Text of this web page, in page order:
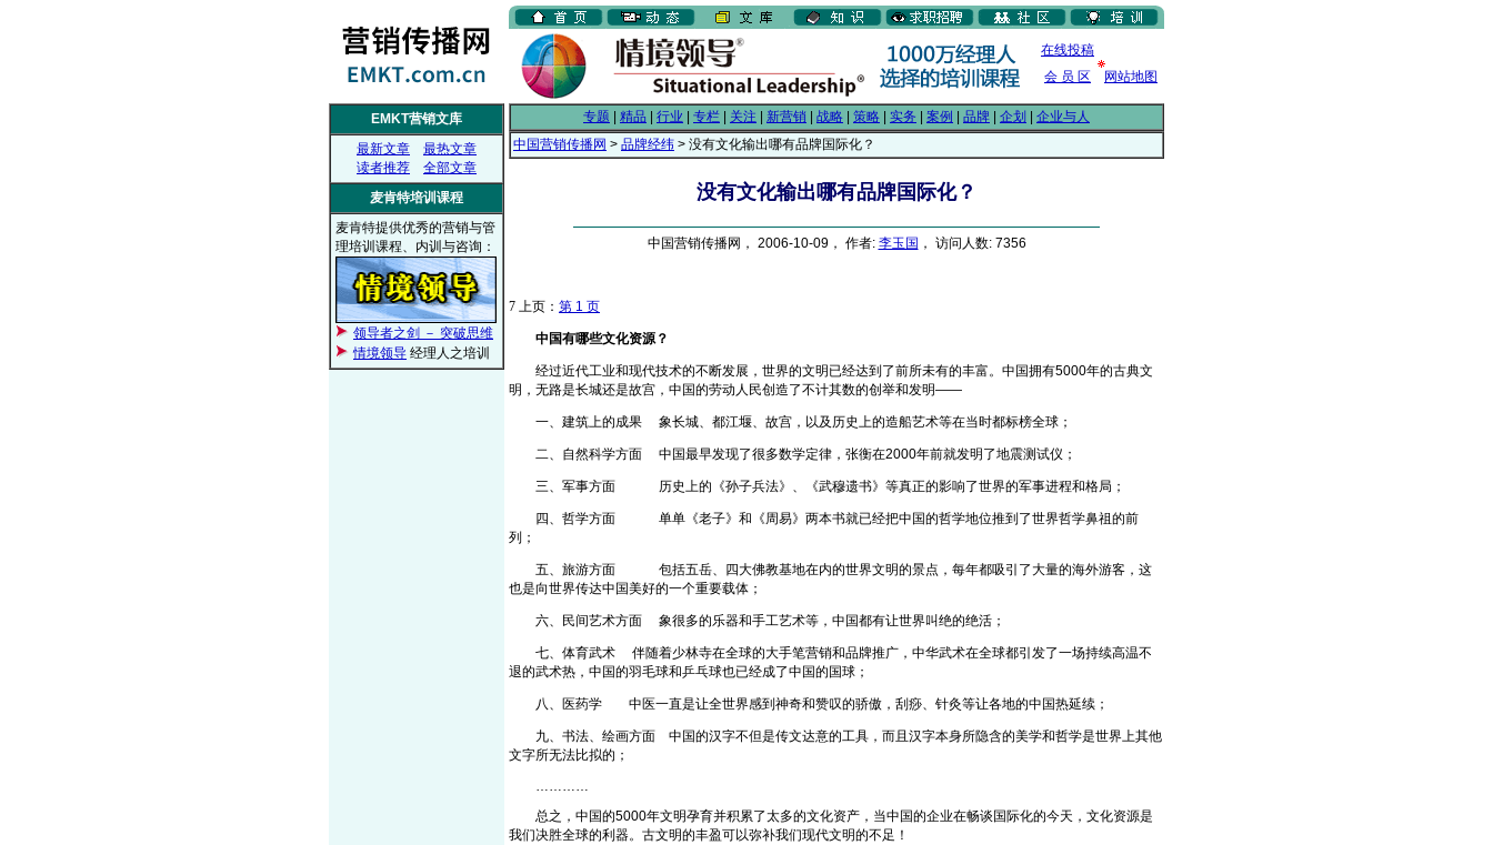
在线投稿
会 员 区
网站地图
EMKT营销文库
最新文章
最热文章
读者推荐
全部文章
麦肯特培训课程
麦肯特提供优秀的营销与管
理培训课程、内训与咨询：
领导者之剑 － 突破思维
情境领导 经理人之培训
专题 精品 行业 专栏 关注 新营销 战略 策略 实务 案例 品牌 企划
企业与人
中国营销传播网 > 品牌经纬 > 没有文化输出哪有品牌国际化？
没有文化输出哪有品牌国际化？
中国营销传播网， 2006-10-09， 作者: 李玉国 ， 访问人数: 7356
7 上页： 第 1 页
中国有哪些文化资源？
经过近代工业和现代技术的不断发展，世界的文明已经达到了前所未有的丰富。中国拥有5000年的古典文
明，无路是长城还是故宫，中国的劳动人民创造了不计其数的创举和发明——
一、建筑上的成果 象长城、都江堰、故宫，以及历史上的造船艺术等在当时都标榜全球；
二、自然科学方面 中国最早发现了很多数学定律，张衡在2000年前就发明了地震测试仪；
三、军事方面 历史上的《孙子兵法》、《武穆遗书》等真正的影响了世界的军事进程和格局；
四、哲学方面 单单《老子》和《周易》两本书就已经把中国的哲学地位推到了世界哲学鼻祖的前
列；
五、旅游方面 包括五岳、四大佛教基地在内的世界文明的景点，每年都吸引了大量的海外游客，这
也是向世界传达中国美好的一个重要载体；
六、民间艺术方面 象很多的乐器和手工艺术等，中国都有让世界叫绝的绝活；
七、体育武术 伴随着少林寺在全球的大手笔营销和品牌推广，中华武术在全球都引发了一场持续高温不
退的武术热，中国的羽毛球和乒乓球也已经成了中国的国球；
八、医药学 中医一直是让全世界感到神奇和赞叹的骄傲，刮痧、针灸等让各地的中国热延续；
九、书法、绘画方面 中国的汉字不但是传文达意的工具，而且汉字本身所隐含的美学和哲学是世界上其他
文字所无法比拟的；
…………
总之，中国的5000年文明孕育并积累了太多的文化资产，当中国的企业在畅谈国际化的今天，文化资源是
我们决胜全球的利器。古文明的丰盈可以弥补我们现代文明的不足！